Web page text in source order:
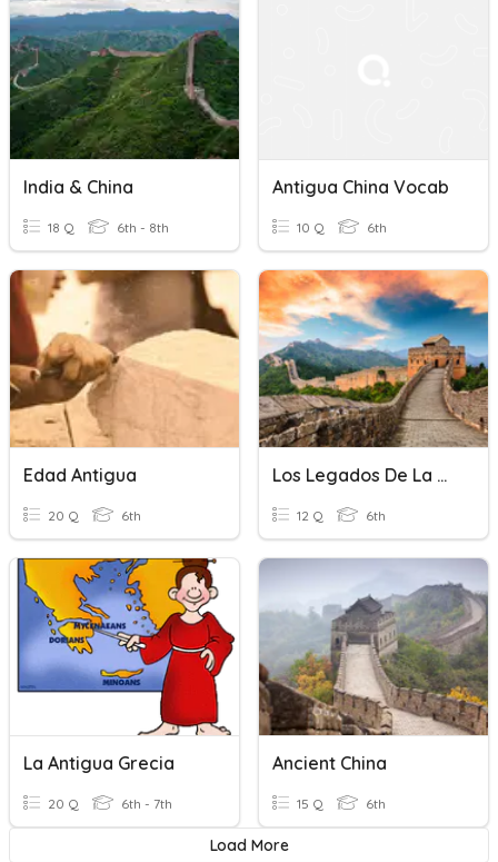
India & China
18 Q 6th - 8th
Antigua China Vocab
10 Q 6th
Edad Antigua
20 Q 6th
Los Legados De La Antigua China
12 Q 6th
La Antigua Grecia
20 Q 6th - 7th
Ancient China
15 Q 6th
Load More